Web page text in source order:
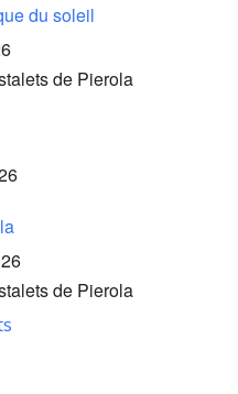
du soleil
de Pierola
de Pierola